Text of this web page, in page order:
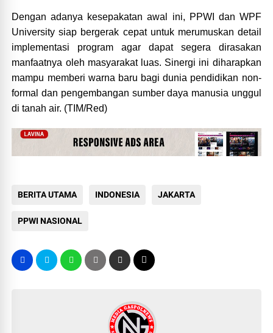
Dengan adanya kesepakatan awal ini, PPWI dan WPF
University siap bergerak cepat untuk merumuskan detail
implementasi program agar dapat segera dirasakan
manfaatnya oleh masyarakat luas. Sinergi ini diharapkan
mampu memberi warna baru bagi dunia pendidikan non-
formal dan pengembangan sumber daya manusia unggul
di tanah air. (TIM/Red)
BERITA UTAMA INDONESIA JAKARTA
PPWI NASIONAL